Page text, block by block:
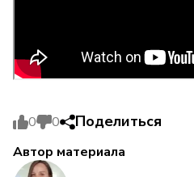
0 0 Поделиться
Автор материала